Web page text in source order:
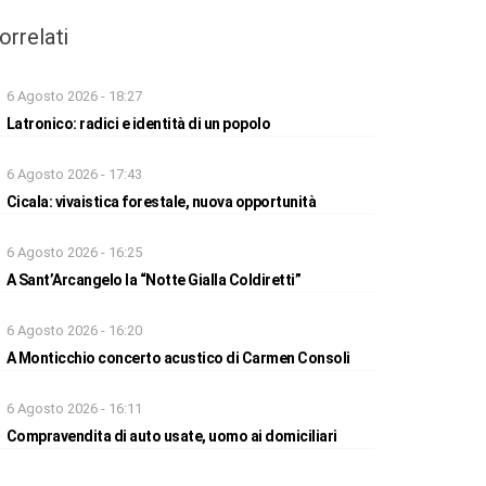
6 Agosto 2026 - 18:27
Latronico: radici e identità di un popolo
6 Agosto 2026 - 17:43
Cicala: vivaistica forestale, nuova opportunità
6 Agosto 2026 - 16:25
A Sant’Arcangelo la “Notte Gialla Coldiretti”
6 Agosto 2026 - 16:20
A Monticchio concerto acustico di Carmen Consoli
6 Agosto 2026 - 16:11
Compravendita di auto usate, uomo ai domiciliari